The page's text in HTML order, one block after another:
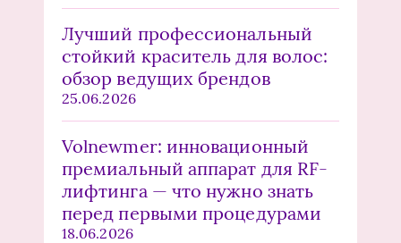
Лучший профессиональный
стойкий краситель для волос:
обзор ведущих брендов
25.06.2026
Volnewmer: инновационный
премиальный аппарат для RF-
лифтинга — что нужно знать
перед первыми процедурами
18.06.2026